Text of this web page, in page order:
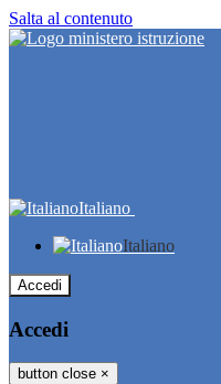
Salta al contenuto
Italiano
Italiano
Accedi
Accedi
button close ×